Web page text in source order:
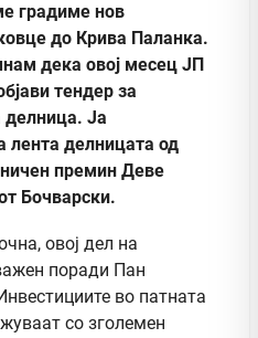
градиме нов
до Крива Паланка.
дека овој месец ЈП
тендер за
делница. Ја
лента делницата од
премин Деве
Бочварски.
овој дел на
поради Пан
во патната
со зголемен